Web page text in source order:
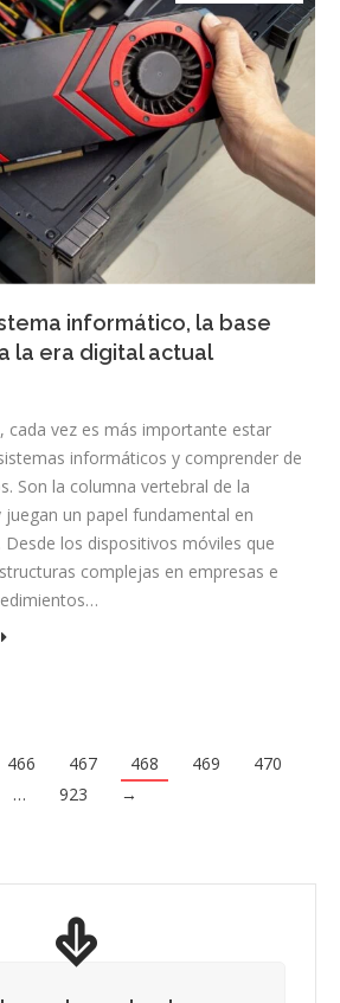
informático, la base
la era digital actual
cada vez es más importante estar
informáticos y comprender de
Son la columna vertebral de la
un papel fundamental en
Desde los dispositivos móviles que
complejas en empresas e
466 467 468 469
470
…
923 →